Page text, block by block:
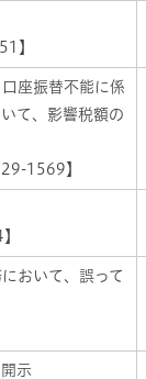
】
座振替不能に係
て、影響税額の
1569】
おいて、誤って
示